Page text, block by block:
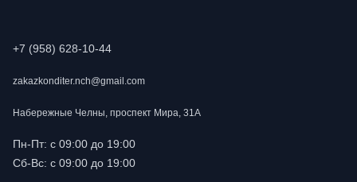
+7 (958) 628-10-44
zakazkonditer.nch@gmail.com
Набережные Челны, проспект Мира, 31А
Пн-Пт: с 09:00 до 19:00
Сб-Вс: с 09:00 до 19:00